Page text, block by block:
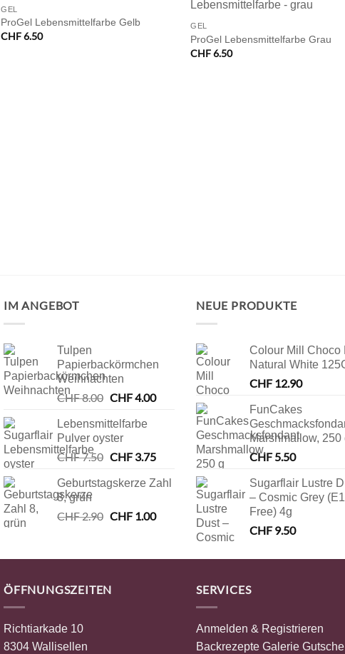
GEL
ProGel Lebensmittelfarbe Gelb
CHF6.50
GEL
ProGel Lebensmittelfarbe Grau
CHF6.50
IM ANGEBOT
Tulpen
Papierbackörmchen
Weihnachten
CHF8.00 Ursprünglicher
war:
CHF 8.00
CHF4.00Aktueller
CHF 4.00.
Lebensmittelfarbe
Pulver oyster
CHF7.50 Ursprünglicher
war:
CHF3.75Aktueller
ist:
CHF 3.75.
Geburtstagskerze Zahl
8, grün
CHF2.90 Ursprünglicher
CHF 2.90
CHF1.00Aktueller
CHF 1.00.
NEUE PRODUKTE
Colour Mill Choco
Natural White
CHF12.90
FunCakes
Marshmallow, 250
CHF5.50
Sugarflair Lustre
– Cosmic Grey
Free) 4g
CHF9.50
ÖFFNUNGSZEITEN
Richtiarkade 10
8304 Wallisellen
SERVICES
Anmelden & Registrieren
Backrezepte Galerie